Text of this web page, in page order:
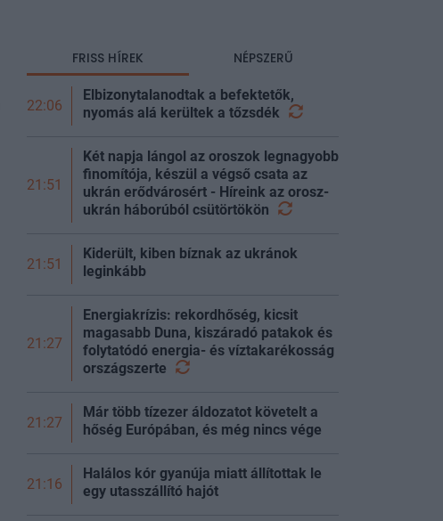
FRISS HÍREK NÉPSZERŰ
22:06
Elbizonytalanodtak a befektetők,
nyomás alá kerültek a tőzsdék
21:51
Két napja lángol az oroszok legnagyobb
finomítója, készül a végső csata az
ukrán erődvárosért - Híreink az orosz-
ukrán háborúból csütörtökön
21:51
Kiderült, kiben bíznak az ukránok
leginkább
21:27
Energiakrízis: rekordhőség, kicsit
magasabb Duna, kiszáradó patakok és
folytatódó energia- és víztakarékosság
országszerte
21:27
Már több tízezer áldozatot követelt a
hőség Európában, és még nincs vége
21:16
Halálos kór gyanúja miatt állítottak le
egy utasszállító hajót